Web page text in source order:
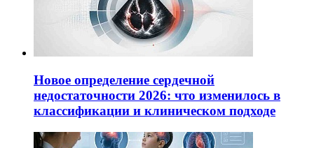
Новое определение сердечной
недостаточности 2026: что изменилось в
классификации и клиническом подходе